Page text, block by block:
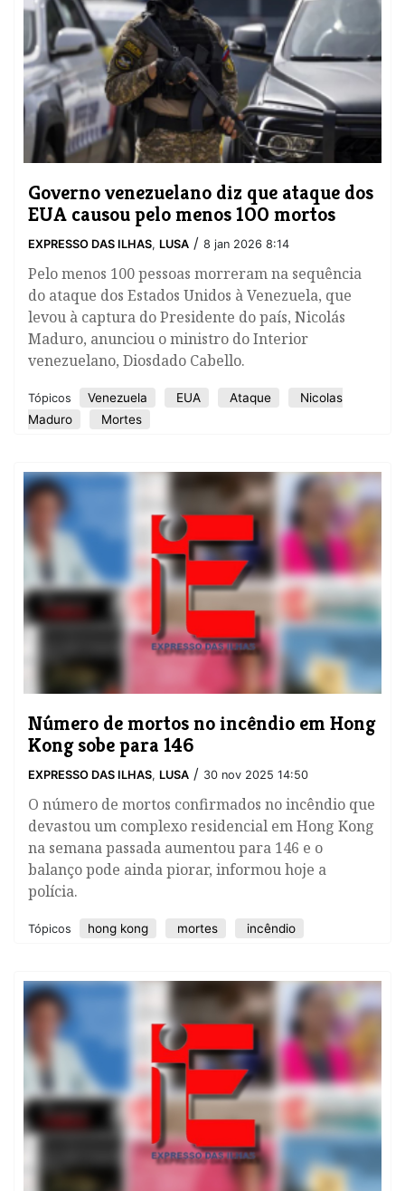
Governo venezuelano diz que ataque dos
EUA causou pelo menos 100 mortos
EXPRESSO DAS ILHAS, LUSA / 8 jan 2026 8:14
Pelo menos 100 pessoas morreram na sequência
do ataque dos Estados Unidos à Venezuela, que
levou à captura do Presidente do país, Nicolás
Maduro, anunciou o ministro do Interior
venezuelano, Diosdado Cabello.
Tópicos Venezuela EUA Ataque
Nicolas
Maduro
Mortes
Número de mortos no incêndio em Hong
Kong sobe para 146
EXPRESSO DAS ILHAS, LUSA / 30 nov 2025 14:50
​O número de mortos confirmados no incêndio que
devastou um complexo residencial em Hong Kong
na semana passada aumentou para 146 e o
balanço pode ainda piorar, informou hoje a
polícia.
Tópicos hong kong mortes incêndio